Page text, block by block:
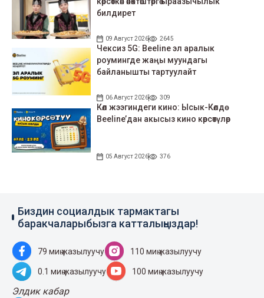
билдирет
09 Август 2026 2645
Чексиз 5G: Beeline эл аралык
роумингде жаңы муундагы
байланышты тартуулайт
06 Август 2026 309
Көл жээгиндеги кино: Ысык-Көлдө
Beeline’дан акысыз кино көрсөтүлөр
05 Август 2026 376
Биздин социалдык тармактагы
баракчаларыбызга катталыңыздар!
79 миң жазылуучу 110 миң жазылуучу
0.1 миң жазылуучу 100 миң жазылуучу
Элдик кабар